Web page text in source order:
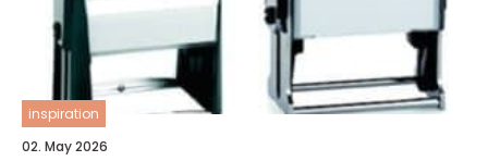
inspiration
02. May 2026